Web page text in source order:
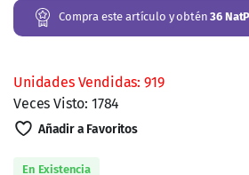
Compra este artículo y obtén36
Unidades Vendidas: 919
Veces Visto: 1784
Añadir a Favoritos
En Existencia